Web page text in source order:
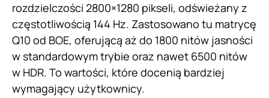
rozdzielczości 2800×1280 pikseli, odświeżany z
częstotliwością 144 Hz. Zastosowano tu matrycę
Q10 od BOE, oferującą aż do 1800 nitów jasności
w standardowym trybie oraz nawet 6500 nitów
w HDR. To wartości, które docenią bardziej
wymagający użytkownicy.